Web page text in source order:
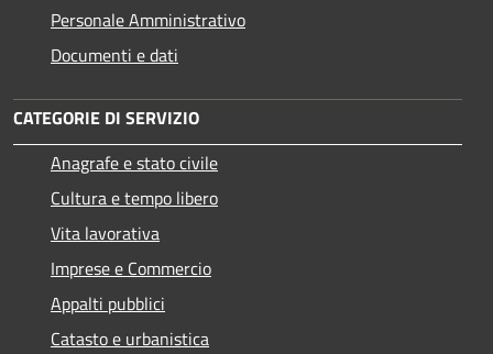
Personale Amministrativo
Documenti e dati
CATEGORIE DI SERVIZIO
Anagrafe e stato civile
Cultura e tempo libero
Vita lavorativa
Imprese e Commercio
Appalti pubblici
Catasto e urbanistica